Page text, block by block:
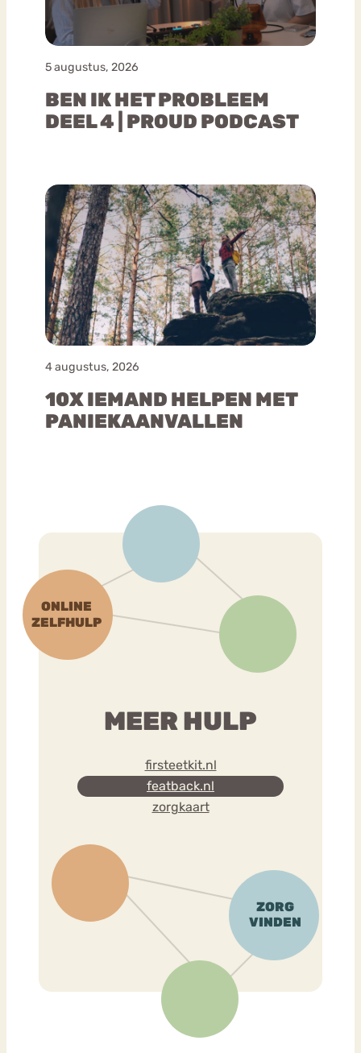
5 augustus, 2026
BEN IK HET PROBLEEM
DEEL 4 | PROUD PODCAST
4 augustus, 2026
10X IEMAND HELPEN MET
PANIEKAANVALLEN
MEER HULP
firsteetkit.nl
featback.nl
zorgkaart